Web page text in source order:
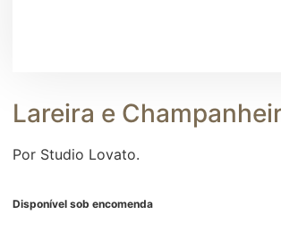
Lareira e
Por Studio Lovato.
Disponível sob encomenda